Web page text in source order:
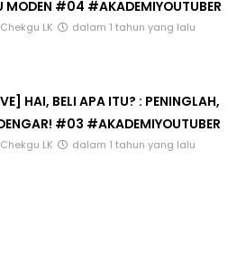
MODEN #04 #AKADEMIYOUTUBER
LK dalam 1 tahun yang lalu
HAI, BELI APA ITU? : PENINGLAH,
#03 #AKADEMIYOUTUBER
LK dalam 1 tahun yang lalu